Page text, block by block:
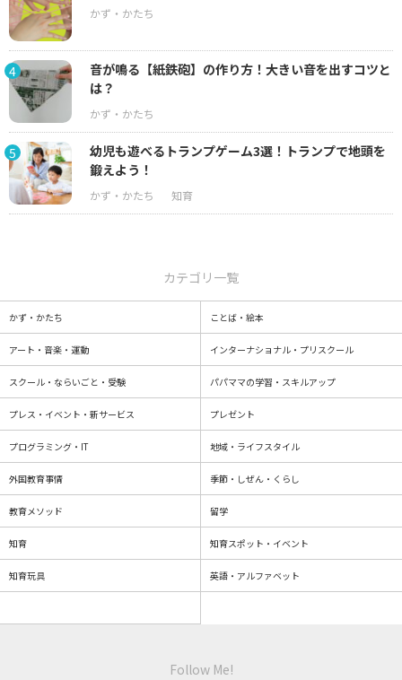
4
音が鳴る【紙鉄砲】の作り方！大きい音を出すコツと
は？
5
幼児も遊べるトランプゲーム3選！トランプで地頭を
鍛えよう！
カテゴリ一覧
かず・かたち ことば・絵本
アート・音楽・運動 インターナショナル・プリスクール
スクール・ならいごと・受験 パパママの学習・スキルアップ
プレス・イベント・新サービス プレゼント
プログラミング・IT 地域・ライフスタイル
外国教育事情 季節・しぜん・くらし
教育メソッド 留学
知育 知育スポット・イベント
知育玩具 英語・アルファベット
Follow Me!